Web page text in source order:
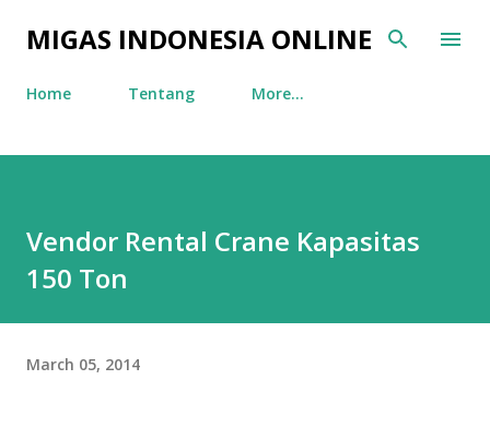
Skip to main content
MIGAS INDONESIA ONLINE
Home Tentang More…
Vendor Rental Crane Kapasitas
150 Ton
March 05, 2014